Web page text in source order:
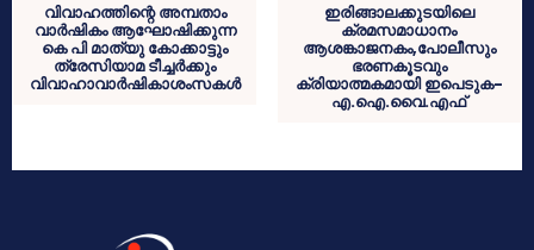
വിവാഹത്തിന്റെ അമ്പതാം
വാര്‍ഷികം ആഘോഷിക്കുന്ന
കെ പി മാത്യു കോക്കാട്ടും
ത്രേസിയാമ ടീച്ചര്‍ക്കും
വിവാഹാവാര്‍ഷികാശംസകള്‍
ഇരിങ്ങാലക്കുടയിലെ
ക്രമസമാധാനം
ആശങ്കാജനകം,പോലീസും
ഭരണകൂടവും
ക്രിയാത്മകമായി ഇപെടുക-
എ.ഐ.വൈ.എഫ്